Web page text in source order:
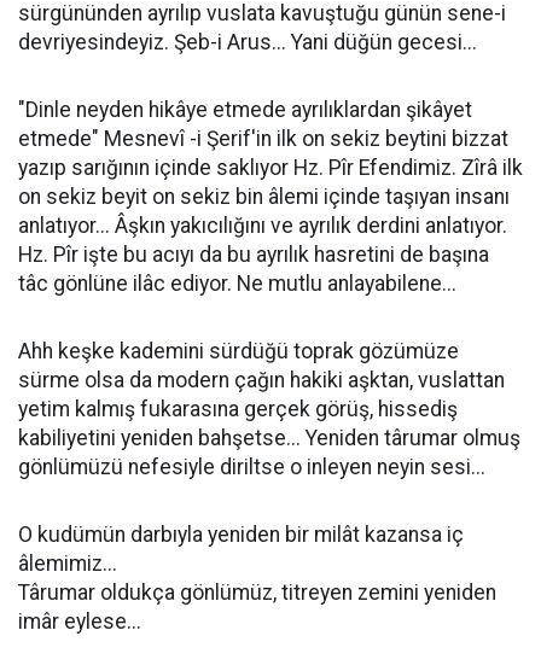
sürgününden ayrılıp vuslata kavuştuğu günün sene-i
devriyesindeyiz. Şeb-i Arus... Yani düğün gecesi...
"Dinle neyden hikâye etmede ayrılıklardan şikâyet
etmede" Mesnevî -i Şerif'in ilk on sekiz beytini bizzat
yazıp sarığının içinde saklıyor Hz. Pîr Efendimiz. Zîrâ ilk
on sekiz beyit on sekiz bin âlemi içinde taşıyan insanı
anlatıyor... Âşkın yakıcılığını ve ayrılık derdini anlatıyor.
Hz. Pîr işte bu acıyı da bu ayrılık hasretini de başına
tâc gönlüne ilâc ediyor. Ne mutlu anlayabilene...
Ahh keşke kademini sürdüğü toprak gözümüze
sürme olsa da modern çağın hakiki aşktan, vuslattan
yetim kalmış fukarasına gerçek görüş, hissediş
kabiliyetini yeniden bahşetse... Yeniden târumar olmuş
gönlümüzü nefesiyle diriltse o inleyen neyin sesi...
O kudümün darbıyla yeniden bir milât kazansa iç
âlemimiz...
Târumar oldukça gönlümüz, titreyen zemini yeniden
imâr eylese...